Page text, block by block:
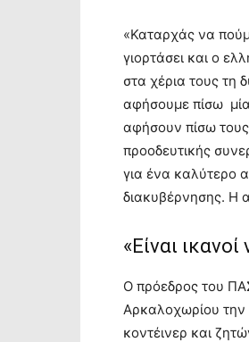
«Καταρχάς να
γιορτάσει και ο
στα χέρια τους τη
αφήσουμε πίσω
αφήσουν πίσω
προοδευτικής
για ένα καλύτερο
διακυβέρνησης. Η
«Είναι
Ο πρόεδρος του
Αρκαλοχωρίου την
κοντέινερ και